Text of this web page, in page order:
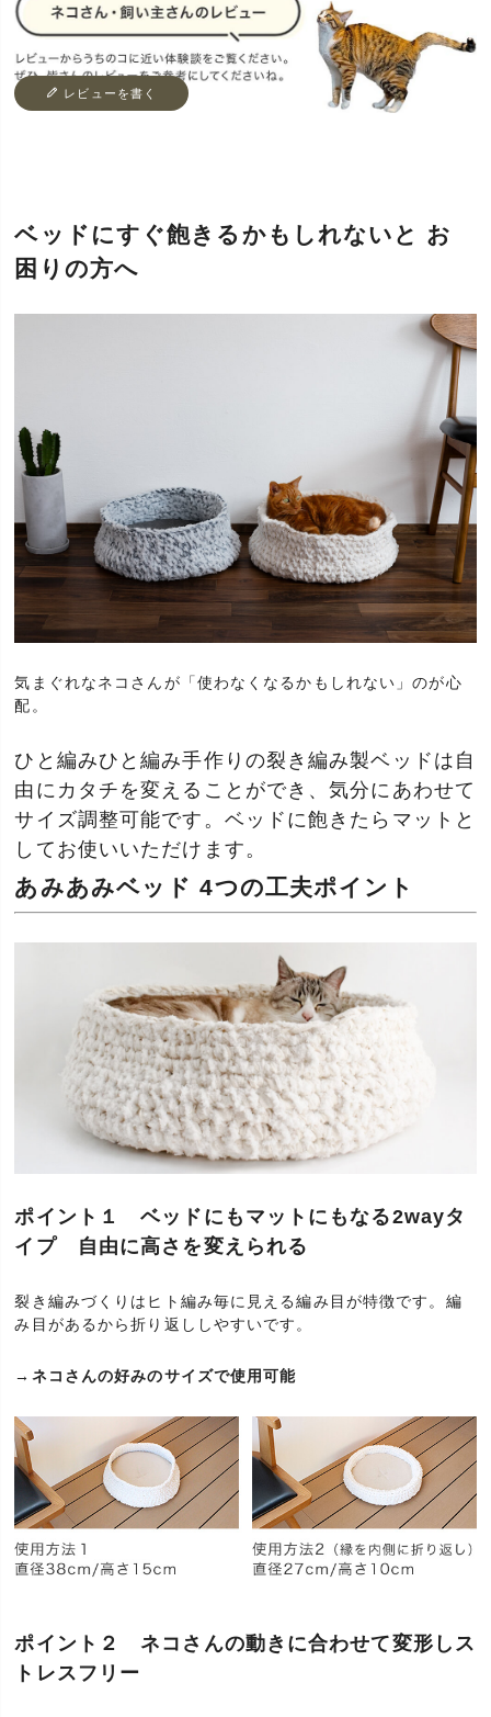
レビューを書く
ベッドにすぐ飽きるかもしれないと お
困りの方へ
気まぐれなネコさんが「使わなくなるかもしれない」のが心
配。
ひと編みひと編み手作りの裂き編み製ベッドは自
由にカタチを変えることができ、気分にあわせて
サイズ調整可能です。ベッドに飽きたらマットと
してお使いいただけます。
あみあみベッド 4つの工夫ポイント
ポイント１ ベッドにもマットにもなる2wayタ
イプ 自由に高さを変えられる
裂き編みづくりはヒト編み毎に見える編み目が特徴です。編
み目があるから折り返ししやすいです。
→ネコさんの好みのサイズで使用可能
ポイント２ ネコさんの動きに合わせて変形しス
トレスフリー